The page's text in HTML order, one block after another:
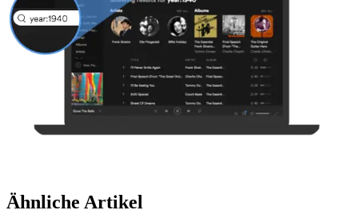
Ähnliche Artikel